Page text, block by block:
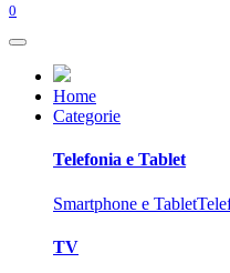
0
Home
Categorie
Telefonia e Tablet
Smartphone e Tablet
TV